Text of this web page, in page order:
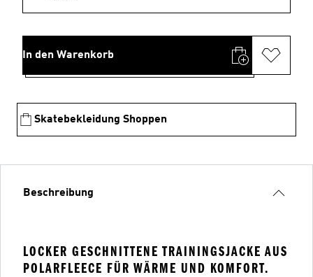
In den Warenkorb
Skatebekleidung Shoppen
Beschreibung
LOCKER GESCHNITTENE TRAININGSJACKE AUS
POLARFLEECE FÜR WÄRME UND KOMFORT.